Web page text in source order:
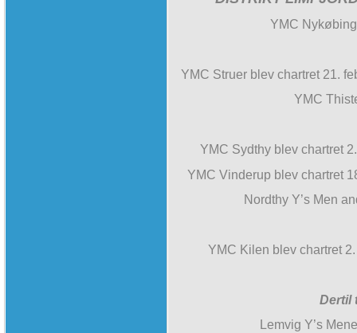
YMC
YMC Struer blev chartret 21.
YMC
YMC Sydthy blev chartret
YMC Vinderup blev chartret
Nordthy Y’s Men
YMC Kilen blev chartret
Dertil
Lemvig Y’s